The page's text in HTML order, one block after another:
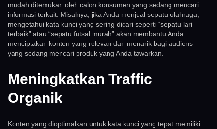
mudah ditemukan oleh calon konsumen yang sedang mencari
informasi terkait. Misalnya, jika Anda menjual sepatu olahraga,
mengetahui kata kunci yang sering dicari seperti “sepatu lari
terbaik” atau “sepatu futsal murah” akan membantu Anda
menciptakan konten yang relevan dan menarik bagi audiens
yang sedang mencari produk yang Anda tawarkan.
Meningkatkan Traffic
Organik
Konten yang dioptimalkan untuk kata kunci yang tepat memiliki